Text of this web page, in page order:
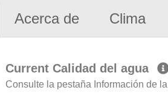
Acerca de Clima
Current Calidad del agua
Consulte la pestaña Información de